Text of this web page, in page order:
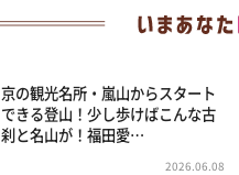
京の観光名所・嵐山からスタート
できる登山！少し歩けばこんな古
刹と名山が！福田愛…
2026.06.08